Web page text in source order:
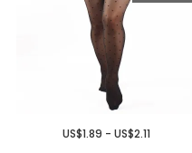
US$1.89 - US$2.11